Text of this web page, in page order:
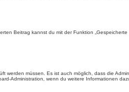
Beitrag kannst du mit der Funktion
müssen. Es ist auch möglich, dass die
Administration, wenn du weitere Informationen